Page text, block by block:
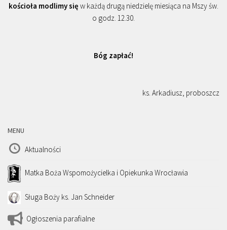
kościoła modlimy się w każdą drugą niedzielę miesiąca na Mszy św.
o godz. 12.30.
Bóg zapłać!
ks. Arkadiusz, proboszcz
MENU
Aktualności
Matka Boża Wspomożycielka i Opiekunka Wrocławia
Sługa Boży ks. Jan Schneider
Ogłoszenia parafialne